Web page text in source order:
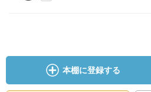
本棚に登録する